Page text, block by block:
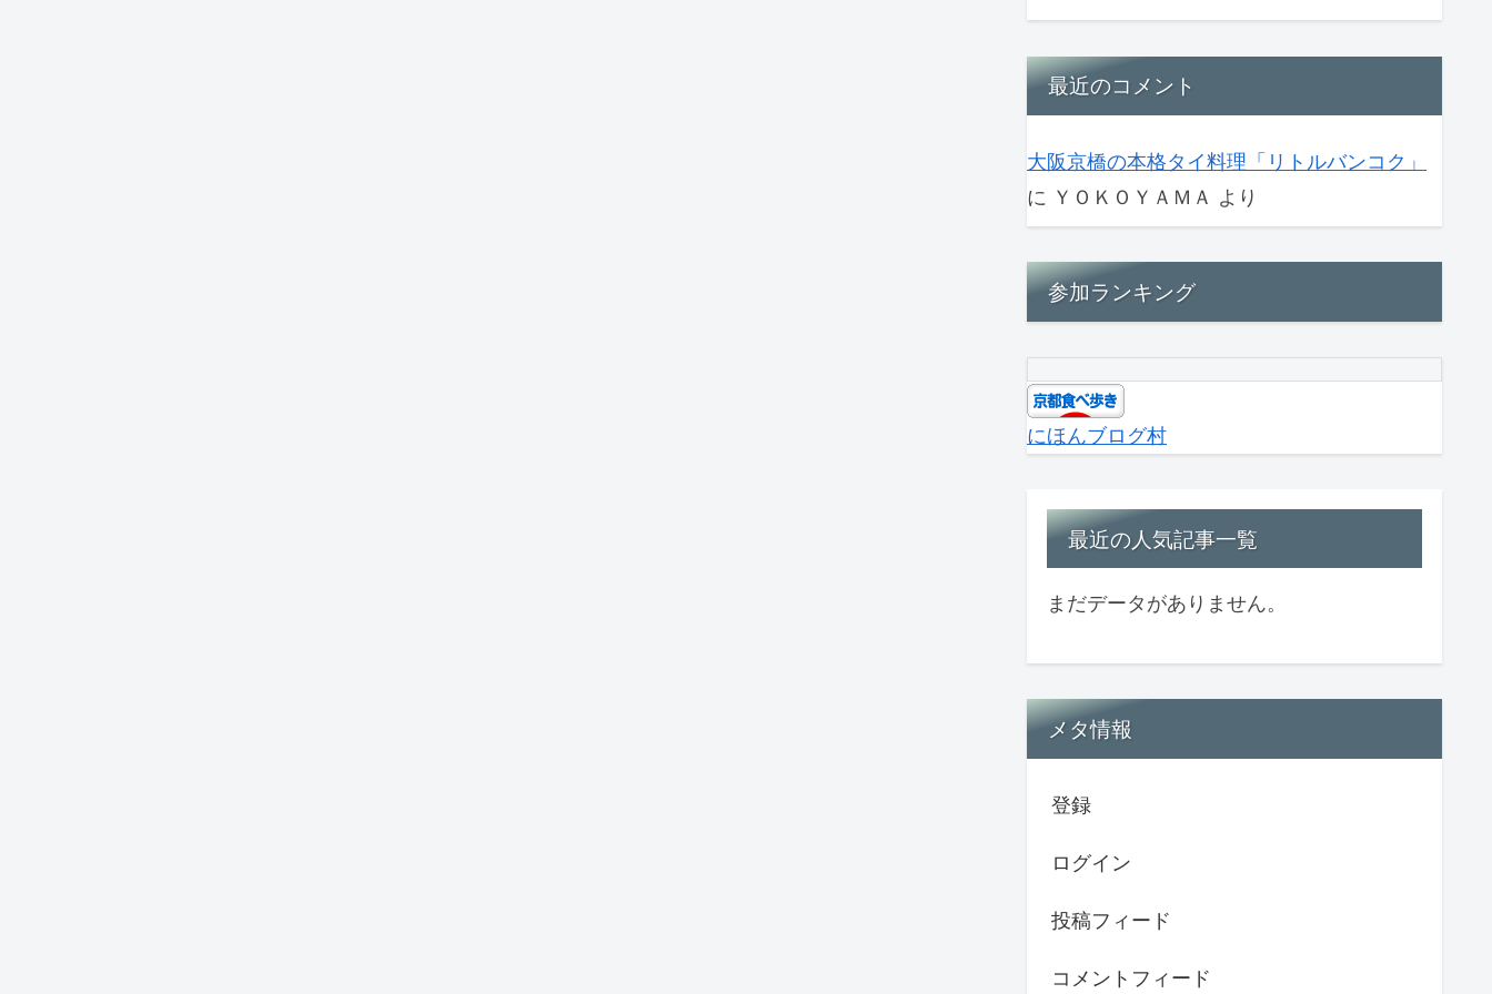
最近のコメント
大阪京橋の本格タイ料理「リトルバンコク」
に ＹＯＫＯＹＡＭＡ より
参加ランキング
にほんブログ村
最近の人気記事一覧
まだデータがありません。
メタ情報
登録
ログイン
投稿フィード
コメントフィード